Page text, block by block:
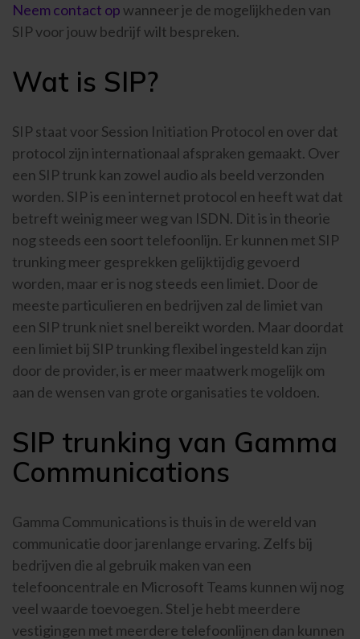
Neem contact opwanneer je de mogelijkheden van
SIP voor jouw bedrijf wilt bespreken.
Wat is SIP?
SIP staat voor Session Initiation Protocol en over dat
protocol zijn internationaal afspraken gemaakt. Over
een SIP trunk kan zowel audio als beeld verzonden
worden. SIP is een internet protocol en heeft wat dat
betreft weinig meer weg van ISDN. Dit is in theorie
nog steeds een soort telefoonlijn. Er kunnen met SIP
trunking meer gesprekken gelijktijdig gevoerd
worden, maar er is nog steeds een limiet. Door de
meeste particulieren en bedrijven zal de limiet van
een SIP trunk niet snel bereikt worden. Maar doordat
een limiet bij SIP trunking flexibel ingesteld kan zijn
door de provider, is er meer maatwerk mogelijk om
aan de wensen van grote organisaties te voldoen.
SIP trunking van Gamma
Communications
Gamma Communications is thuis in de wereld van
communicatie door jarenlange ervaring. Zelfs bij
bedrijven die al gebruik maken van een
telefooncentrale en Microsoft Teams kunnen wij nog
veel waarde toevoegen. Stel je hebt meerdere
vestigingen met meerdere telefoonlijnen dan kunnen